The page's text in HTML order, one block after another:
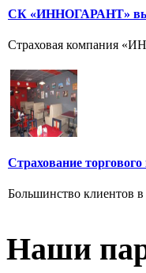
СК «ИННОГАРАНТ»
Страховая компания
Страхование
Большинство клиентов
Наши